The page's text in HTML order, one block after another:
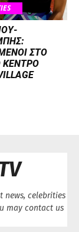
ΣΤΟ
ΚΕΝΤΡΟ
news, celebrities
may contact us